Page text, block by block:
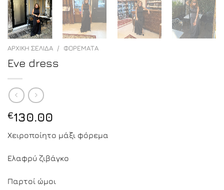
ΑΡΧΙΚΉ ΣΕΛΊΔΑ / ΦΟΡΈΜΑΤΑ
Eve dress
€130.00
Χειροποίητο μάξι φόρεμα
Ελαφρύ ζιβάγκο
Παρτοί ώμοι